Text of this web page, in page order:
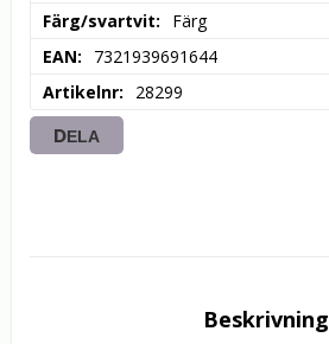
Färg/svartvit
Färg
EAN
7321939691644
Artikelnr
28299
DELA
Beskrivning